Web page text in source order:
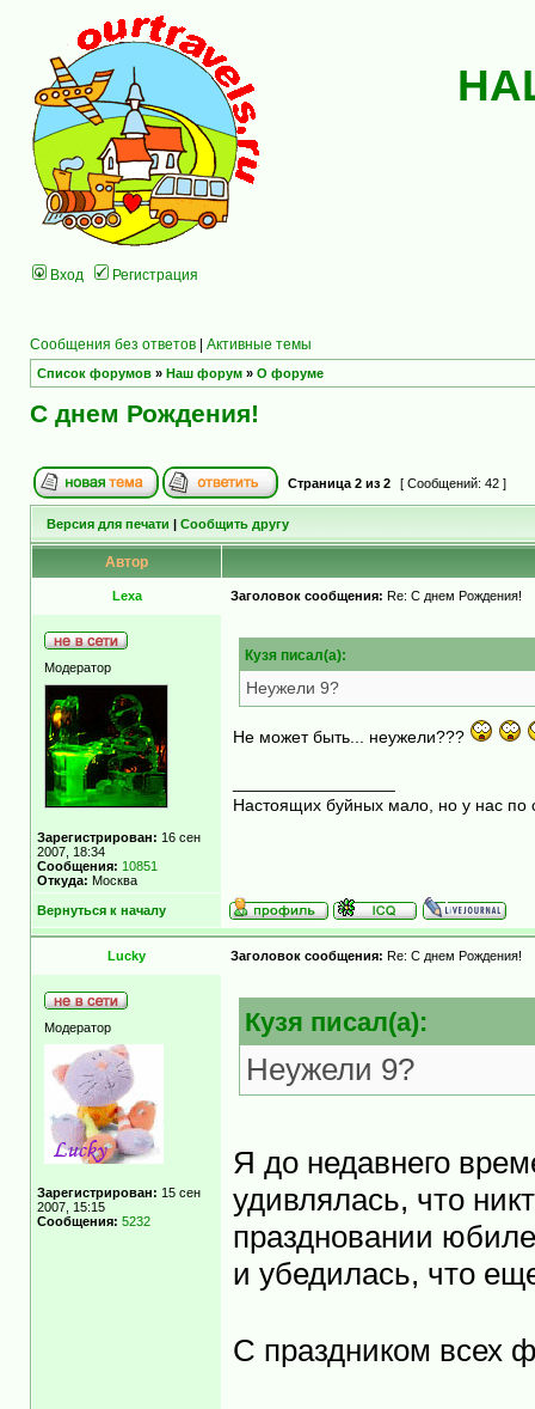
Вход Регистрация
Сообщения без ответов | Активные темы
Список форумов » Наш форум » О форуме
С днем Рождения!
Страница 2 из 2 [ Сообщений: 42 ]
Версия для печати | Сообщить другу
Автор
Lexa Заголовок сообщения: Re: С днем Рождения!
Модератор
Зарегистрирован: 16 сен
2007, 18:34
Сообщения: 10851
Откуда: Москва
Кузя писал(а):
Неужели 9?
Не может быть... неужели???
Настоящих буйных мало, но у нас по
Вернуться к началу
Lucky Заголовок сообщения: Re: С днем Рождения!
Модератор
Зарегистрирован: 15 сен
2007, 15:15
Сообщения: 5232
Кузя писал(а):
Неужели 9?
Я до недавнего
удивлялась, что
праздновании
и убедилась, что
С праздником всех